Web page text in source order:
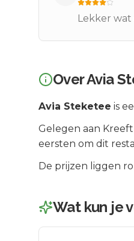
Lekker wat
OverAvia
Avia Steketee is
Gelegen aan Kreeft
eersten om dit
De prijzen liggen
Wat kun je